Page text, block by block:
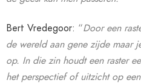
Bert Vredegoor: “Door een
de wereld aan gene zijde maar
op. In die zin houdt een raster
het perspectief of uitzicht op